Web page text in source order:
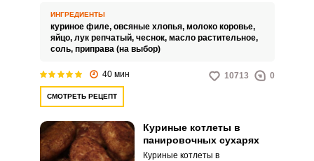
вкусное блюдо в домашних
условиях несложно.
ИНГРЕДИЕНТЫ
куриное филе, овсяные хлопья, молоко коровье,
яйцо, лук репчатый, чеснок, масло растительное,
соль, приправа (на выбор)
40 мин 10713 0
СМОТРЕТЬ РЕЦЕПТ
Куриные котлеты в
панировочных сухарях
Куриные котлеты в